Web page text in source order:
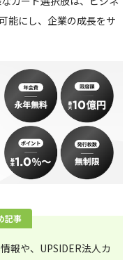
能にし、企業の成長をサ
記事
報や、UPSIDER法人カ